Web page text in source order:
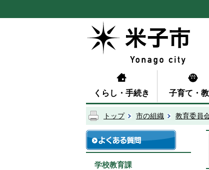
くらし・手続き 子育て・
トップ 市の組織 教育委員
学校教育課